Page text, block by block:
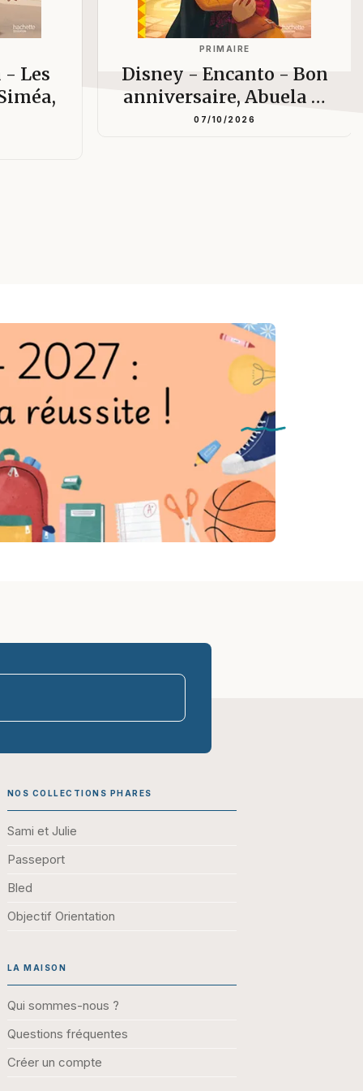
- Les
PRIMAIRE
Disney - Encanto - Bon
anniversaire, Abuela …
07/10/2026
NOS COLLECTIONS PHARES
Sami et Julie
Passeport
Bled
Objectif Orientation
LA MAISON
Qui sommes-nous ?
Questions fréquentes
Créer un compte